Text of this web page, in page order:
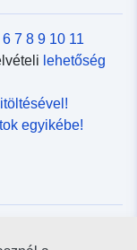
7 8 9 10 11
lehetőség
egyikébe!